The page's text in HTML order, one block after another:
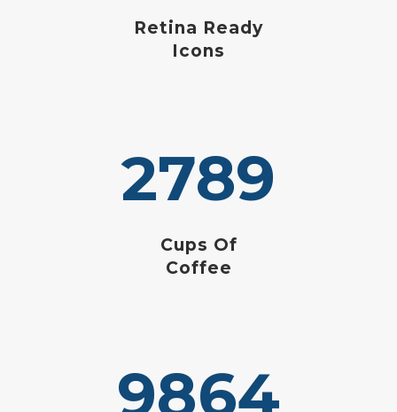
Retina Ready
Icons
2789
Cups Of
Coffee
9864